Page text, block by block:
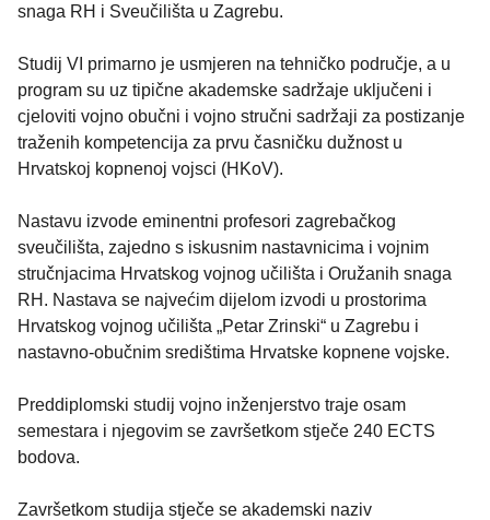
snaga RH i Sveučilišta u Zagrebu.
Studij VI primarno je usmjeren na tehničko područje, a u
program su uz tipične akademske sadržaje uključeni i
cjeloviti vojno obučni i vojno stručni sadržaji za postizanje
traženih kompetencija za prvu časničku dužnost u
Hrvatskoj kopnenoj vojsci (HKoV).
Nastavu izvode eminentni profesori zagrebačkog
sveučilišta, zajedno s iskusnim nastavnicima i vojnim
stručnjacima Hrvatskog vojnog učilišta i Oružanih snaga
RH. Nastava se najvećim dijelom izvodi u prostorima
Hrvatskog vojnog učilišta „Petar Zrinski“ u Zagrebu i
nastavno-obučnim središtima Hrvatske kopnene vojske.
Preddiplomski studij vojno inženjerstvo traje osam
semestara i njegovim se završetkom stječe 240 ECTS
bodova.
Završetkom studija stječe se akademski naziv